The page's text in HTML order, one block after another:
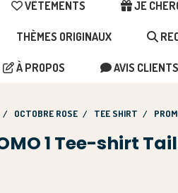
VÊTEMENTS JE
THÈMES ORIGINAUX
À PROPOS AVIS CLIENTS
OCTOBRE ROSE TEE SHIRT
1 Tee-shirt